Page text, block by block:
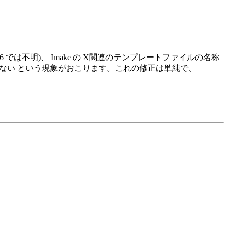
は不明)、 Imake の X関連のテンプレートファイルの名称
い という現象がおこります。これの修正は単純で、